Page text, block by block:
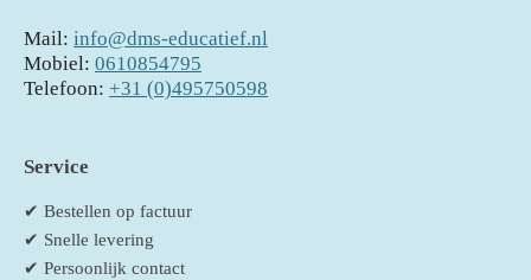
Mail: info@dms-educatief.nl
Mobiel: 0610854795
Telefoon: +31 (0)495750598
Service
✔ Bestellen op factuur
✔ Snelle levering
✔ Persoonlijk contact